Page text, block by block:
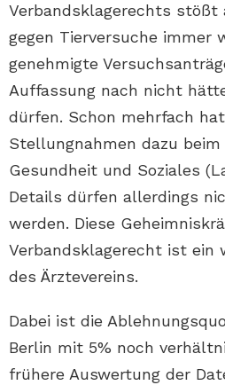
Verbandsklagerechts stößt
gegen Tierversuche immer
genehmigte
Auffassung nach nicht
dürfen. Schon mehrfach
Stellungnahmen dazu
Gesundheit und Soziales
Details dürfen allerdings
werden. Diese
Verbandsklagerecht ist ein
des Ärztevereins.
Dabei ist die
Berlin mit 5% noch
frühere Auswertung der